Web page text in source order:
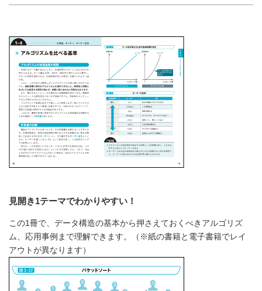
見開き1テーマでわかりやすい！
この1冊で、データ構造の基本から押さえておくべきアルゴリズ
ム、応用事例まで理解できます。（※紙の書籍と電子書籍でレイ
アウトが異なります）